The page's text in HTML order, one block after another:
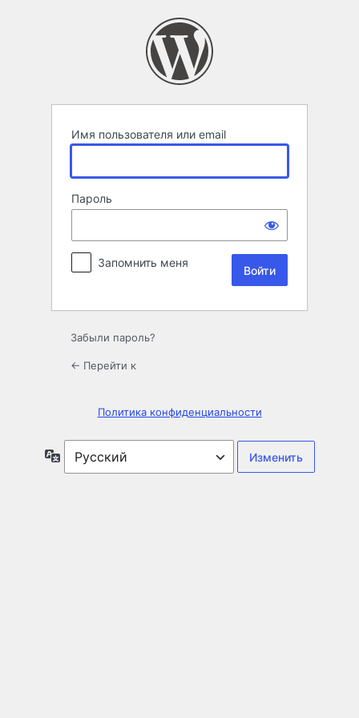
Имя пользователя или email
Пароль
Запомнить меня
Забыли пароль?
← Перейти к
Политика конфиденциальности
Язык